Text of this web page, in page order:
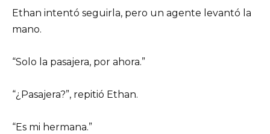
Ethan intentó seguirla, pero un agente levantó la
mano.
“Solo la pasajera, por ahora.”
“¿Pasajera?”, repitió Ethan.
“Es mi hermana.”